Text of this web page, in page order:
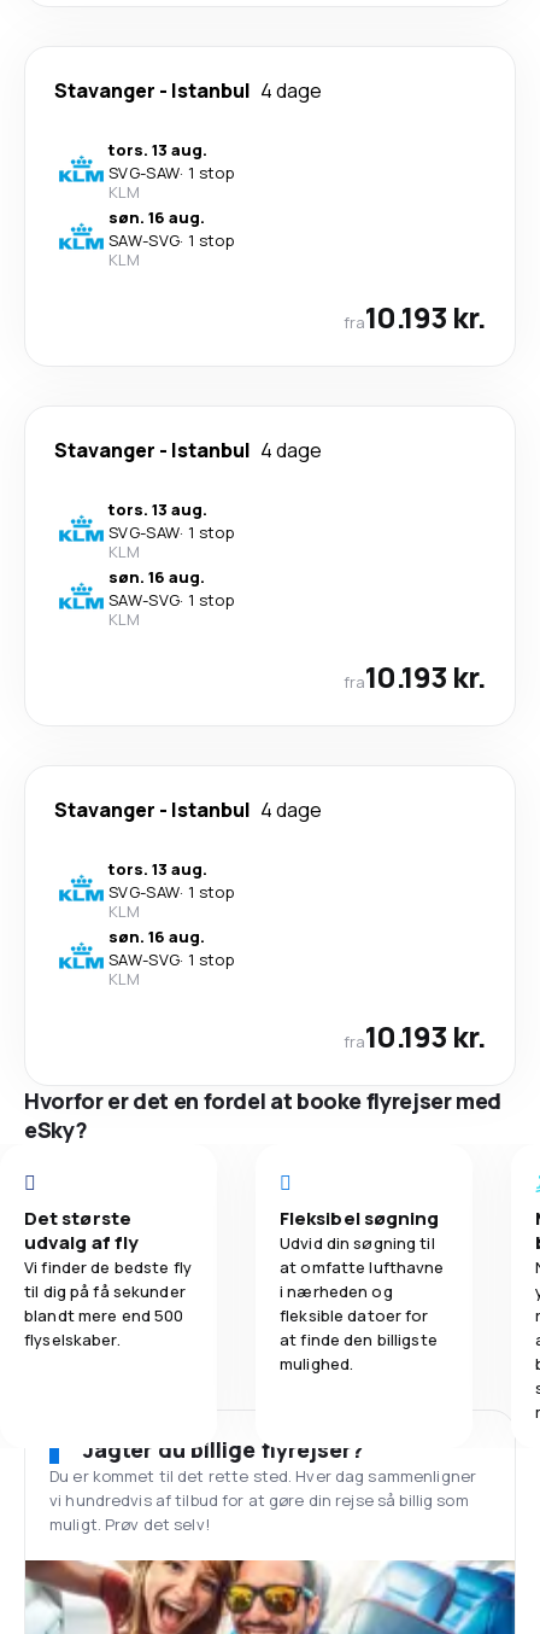
Stavanger - Istanbul 4 dage
tors. 13 aug.
SVG-SAW· 1 stop
KLM
søn. 16 aug.
SAW-SVG· 1 stop
KLM
fra10.193 kr.
Stavanger - Istanbul 4 dage
tors. 13 aug.
SVG-SAW· 1 stop
KLM
søn. 16 aug.
SAW-SVG· 1 stop
KLM
fra10.193 kr.
Stavanger - Istanbul 4 dage
tors. 13 aug.
SVG-SAW· 1 stop
KLM
søn. 16 aug.
SAW-SVG· 1 stop
KLM
fra10.193 kr.
Hvorfor er det en fordel at booke flyrejser med
eSky?
Det største
udvalg af fly
Vi finder de bedste fly
til dig på få sekunder
blandt mere end 500
flyselskaber.
Fleksibel søgning
Udvid din søgning til
at omfatte lufthavne
i nærheden og
fleksible datoer for
at finde den billigste
mulighed.
Jagter du billige flyrejser?
Du er kommet til det rette sted. Hver dag sammenligner
vi hundredvis af tilbud for at gøre din rejse så billig som
muligt. Prøv det selv!